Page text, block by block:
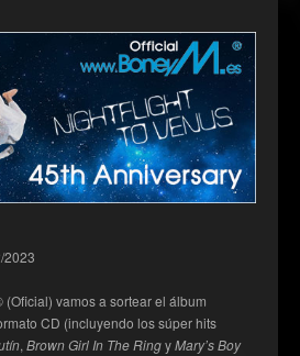
2023
(Oficial) vamos a sortear el álbum
CD (incluyendo los súper hits
, Brown Girl In The RingyMary’s Boy